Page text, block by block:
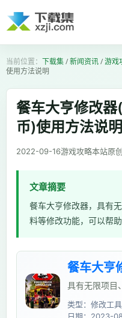
下载集/新闻资讯/游戏
使用方法说明
餐车大亨修改
币)使用方法说明
2022-09-16游戏攻略本站原创
文章摘要
餐车大亨修改器，具有
料等修改功能，可以帮
餐车大亨
具有无限项目
类型：修改工具